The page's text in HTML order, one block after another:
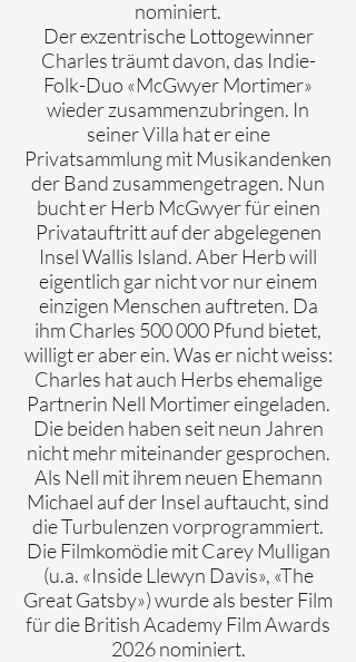
nominiert.
Der exzentrische Lottogewinner
Charles träumt davon, das Indie-
Folk-Duo «McGwyer Mortimer»
wieder zusammenzubringen. In
seiner Villa hat er eine
Privatsammlung mit Musikandenken
der Band zusammengetragen. Nun
bucht er Herb McGwyer für einen
Privatauftritt auf der abgelegenen
Insel Wallis Island. Aber Herb will
eigentlich gar nicht vor nur einem
einzigen Menschen auftreten. Da
ihm Charles 500 000 Pfund bietet,
willigt er aber ein. Was er nicht weiss:
Charles hat auch Herbs ehemalige
Partnerin Nell Mortimer eingeladen.
Die beiden haben seit neun Jahren
nicht mehr miteinander gesprochen.
Als Nell mit ihrem neuen Ehemann
Michael auf der Insel auftaucht, sind
die Turbulenzen vorprogrammiert.
Die Filmkomödie mit Carey Mulligan
(u.a. «Inside Llewyn Davis», «The
Great Gatsby») wurde als bester Film
für die British Academy Film Awards
2026 nominiert.